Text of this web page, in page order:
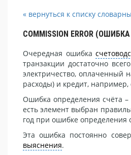
« вернуться к списку
COMMISSION ERROR
Очередная ошибка
транзакции достаточно
электричество, оплаченный
расходы) и кредит,
Ошибка определения счёта –
есть элемент выбран
год при ошибке определения
Эта ошибка постоянно
выяснения.